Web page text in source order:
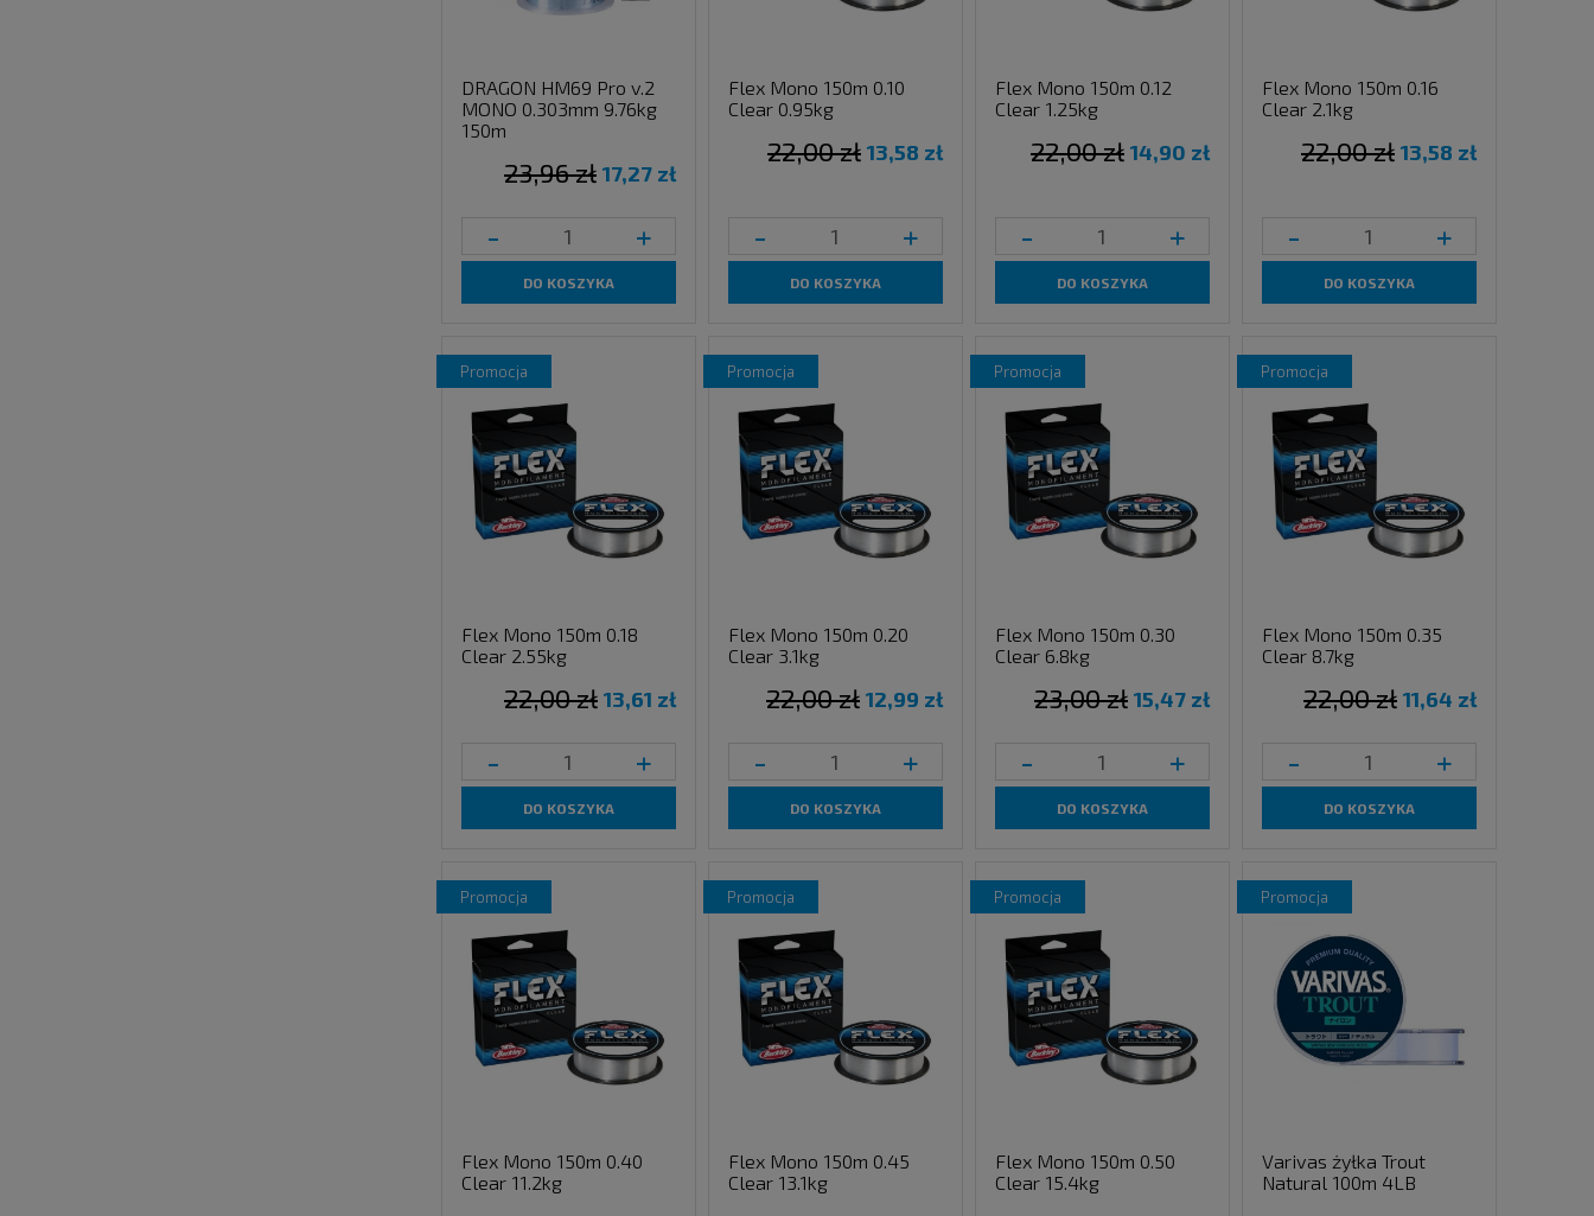
DRAGON HM69 Pro v.2
MONO 0.303mm 9.76kg
150m
17,27 zł
23,96 zł
- +
DO KOSZYKA
Flex Mono 150m 0.10
Clear 0.95kg
13,58 zł
22,00 zł
- +
DO KOSZYKA
Flex Mono 150m 0.12
Clear 1.25kg
14,90 zł
22,00 zł
- +
DO KOSZYKA
Flex Mono 150m 0.16
Clear 2.1kg
13,58 zł
22,00 zł
- +
DO KOSZYKA
Flex Mono 150m 0.18
Clear 2.55kg
13,61 zł
22,00 zł
- +
DO KOSZYKA
promocja
Flex Mono 150m 0.20
Clear 3.1kg
12,99 zł
22,00 zł
- +
DO KOSZYKA
promocja
Flex Mono 150m 0.30
Clear 6.8kg
15,47 zł
23,00 zł
- +
DO KOSZYKA
promocja
Flex Mono 150m 0.35
Clear 8.7kg
11,64 zł
22,00 zł
- +
DO KOSZYKA
promocja
Flex Mono 150m 0.40
Clear 11.2kg
promocja
Flex Mono 150m 0.45
Clear 13.1kg
promocja
Flex Mono 150m 0.50
Clear 15.4kg
promocja
Varivas żyłka Trout
Natural 100m 4LB
promocja